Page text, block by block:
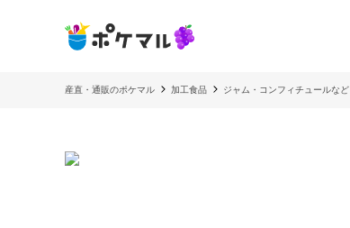
産直・通販のポケマル 加工食品 ジャム・コンフィチュールなど